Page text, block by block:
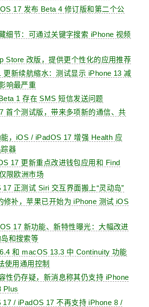
17 发布 Beta 4 修订版和第二个公
细节：可通过关键字搜索 iPhone 视频
Store 改版，提供更个性化的应用推荐
更新续航缩水：测试显示 iPhone 13 减
响最严重
1 存在 SMS 短信发送问题
首个测试版，带来多项新的通信、共
，iOS / iPadOS 17 增强 Health 应
器
17 更新重点改进钱包应用和 Find
限欧洲市场
正测试 Siri 交互界面搬上“灵动岛”
修补，苹果已开始为 iPhone 测试 iOS
17 新功能、新特性曝光：大幅改进
和搜索等
和 macOS 13.3 中 Continuity 功能
使用通用控制
性仍存疑，新消息称其仍支持 iPhone
Plus
17 / iPadOS 17 不再支持 iPhone 8 /